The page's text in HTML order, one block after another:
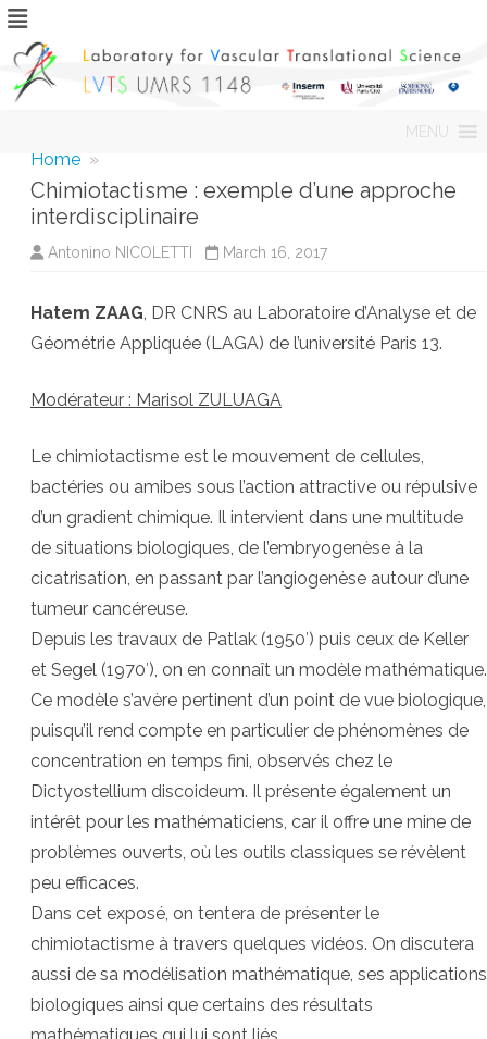
MENU
Home »
Chimiotactisme : exemple d’une approche
interdisciplinaire
Antonino NICOLETTI March 16, 2017
Hatem ZAAG , DR CNRS au Laboratoire d’Analyse et de
Géométrie Appliquée (LAGA) de l’université Paris 13.
Modérateur : Marisol ZULUAGA
Le chimiotactisme est le mouvement de cellules,
bactéries ou amibes sous l’action attractive ou répulsive
d’un gradient chimique. Il intervient dans une multitude
de situations biologiques, de l’embryogenèse à la
cicatrisation, en passant par l’angiogenèse autour d’une
tumeur cancéreuse.
Depuis les travaux de Patlak (1950′) puis ceux de Keller
et Segel (1970′), on en connaît un modèle mathématique.
Ce modèle s’avère pertinent d’un point de vue biologique,
puisqu’il rend compte en particulier de phénomènes de
concentration en temps fini, observés chez le
Dictyostellium discoideum. Il présente également un
intérêt pour les mathématiciens, car il offre une mine de
problèmes ouverts, où les outils classiques se révèlent
peu efficaces.
Dans cet exposé, on tentera de présenter le
chimiotactisme à travers quelques vidéos. On discutera
aussi de sa modélisation mathématique, ses applications
biologiques ainsi que certains des résultats